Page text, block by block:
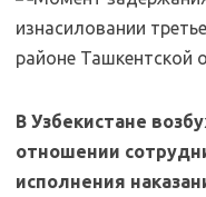
В Узбекистане
отношении
исполнения